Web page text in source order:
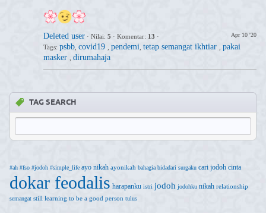
Deleted user Apr 10 '20
· Nilai: 5 · Komentar: 13 ·
Tags: psbb covid19 pendemi tetap semangat ikhtiar
pakai
masker
dirumahaja
TAG SEARCH
#ah #fso #jodoh #simple_life ayo nikah ayonikah bahagia bidadari surgaku cari jodoh cinta
dokar feodalis harapanku istri jodoh jodohku nikah relationship
semangat still learning to be a good person tulus